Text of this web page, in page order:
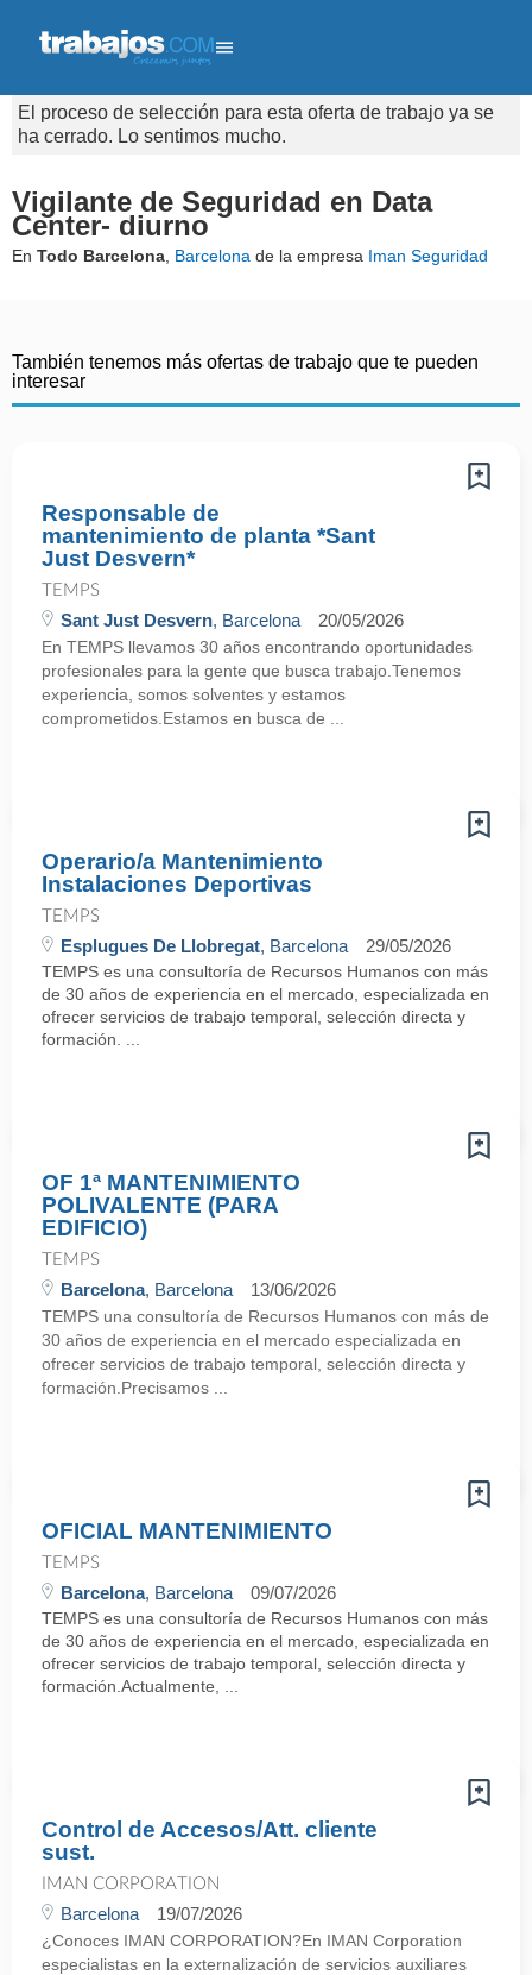
El proceso de selección para esta oferta de trabajo ya se
ha cerrado. Lo sentimos mucho.
Vigilante de Seguridad en Data
Center- diurno
En Todo Barcelona Barcelona de la empresa Iman Seguridad
También tenemos más ofertas de trabajo que te pueden
interesar
Responsable de
mantenimiento de planta *Sant
Just Desvern*
TEMPS
Sant Just Desvern, Barcelona 20/05/2026
En TEMPS llevamos 30 años encontrando oportunidades
profesionales para la gente que busca trabajo.Tenemos
experiencia, somos solventes y estamos
comprometidos.Estamos en busca de ...
Operario/a Mantenimiento
Instalaciones Deportivas
TEMPS
Esplugues De Llobregat, Barcelona 29/05/2026
TEMPS es una consultoría de Recursos Humanos con más
de 30 años de experiencia en el mercado, especializada en
ofrecer servicios de trabajo temporal, selección directa y
formación. ...
OF 1ª MANTENIMIENTO
POLIVALENTE (PARA
EDIFICIO)
TEMPS
Barcelona, Barcelona 13/06/2026
TEMPS una consultoría de Recursos Humanos con más de
30 años de experiencia en el mercado especializada en
ofrecer servicios de trabajo temporal, selección directa y
formación.Precisamos ...
OFICIAL MANTENIMIENTO
TEMPS
Barcelona, Barcelona 09/07/2026
TEMPS es una consultoría de Recursos Humanos con más
de 30 años de experiencia en el mercado, especializada en
ofrecer servicios de trabajo temporal, selección directa y
formación.Actualmente, ...
Control de Accesos/Att. cliente
sust.
IMAN CORPORATION
Barcelona 19/07/2026
¿Conoces IMAN CORPORATION?En IMAN Corporation
especialistas en la externalización de servicios auxiliares